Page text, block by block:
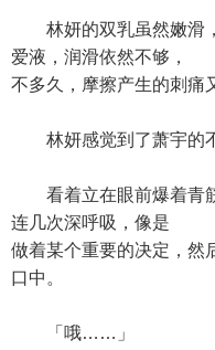
林妍的双乳虽然嫩滑，
爱液，润滑依然不够，
不多久，摩擦产生的刺痛
林妍感觉到了萧宇的不
看着立在眼前爆着青筋
连几次深呼吸，像是
做着某个重要的决定，然
口中。
「哦……」